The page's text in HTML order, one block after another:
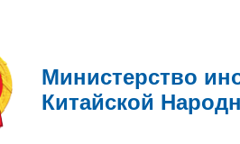
Министерство
Китайской